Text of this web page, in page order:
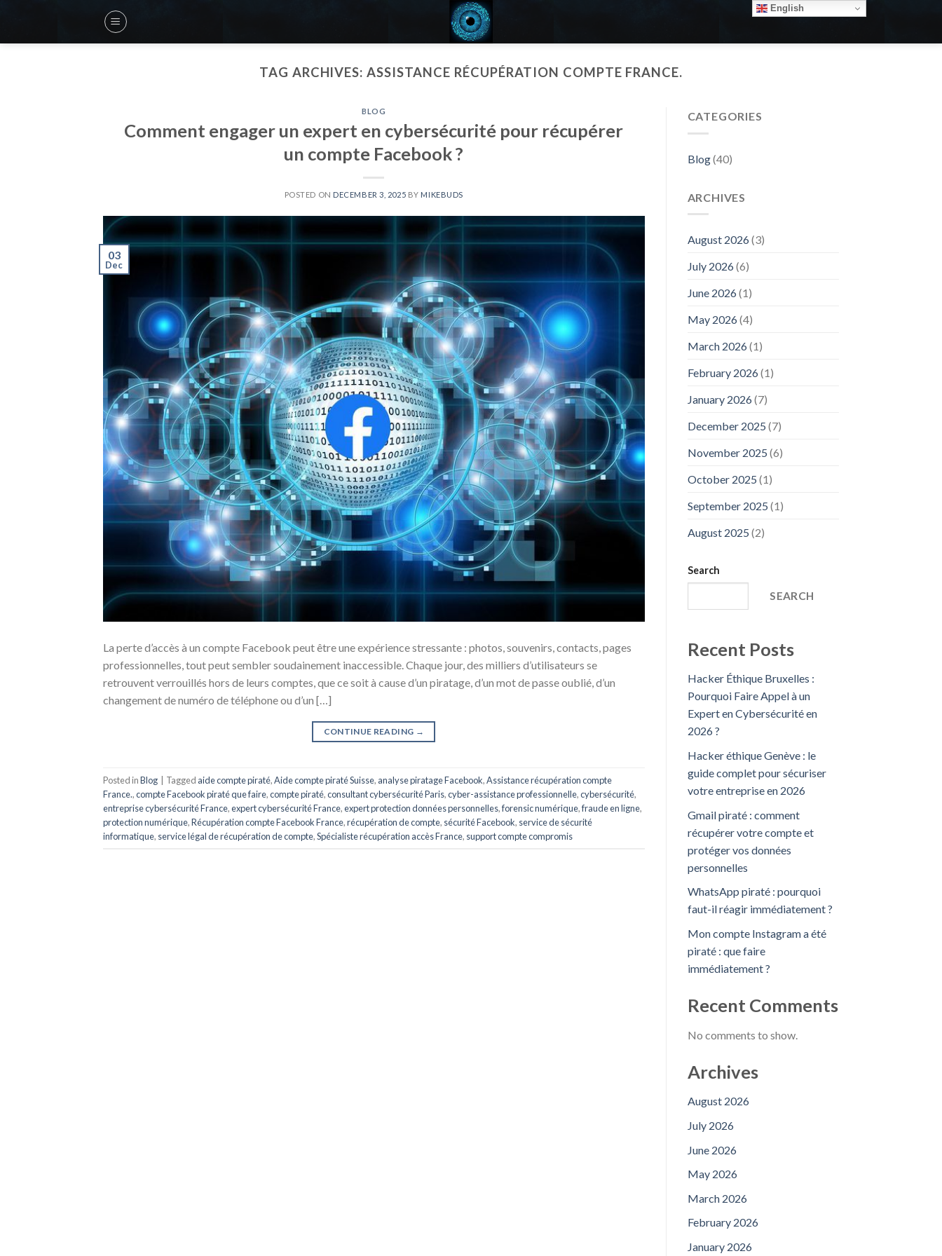
content
TAG ARCHIVES: ASSISTANCE RÉCUPÉRATION COMPTE FRANCE.
BLOG
Comment engager un expert en cybersécurité pour récupérer
un compte Facebook ?
POSTED ON DECEMBER 3, 2025 BY MIKEBUDS
03
Dec
La perte d’accès à un compte Facebook peut être une expérience stressante : photos, souvenirs, contacts, pages
professionnelles, tout peut sembler soudainement inaccessible. Chaque jour, des milliers d’utilisateurs se
retrouvent verrouillés hors de leurs comptes, que ce soit à cause d’un piratage, d’un mot de passe oublié, d’un
changement de numéro de téléphone ou d’un […]
CONTINUE READING →
Posted inBlog | Tagged aide compte piraté,Aide compte piraté Suisse, analyse piratage Facebook,Assistance récupération compte
France.,compte Facebook piraté que faire,compte piraté,consultant cybersécurité Paris,cyber-assistance professionnelle,cybersécurité,
entreprise cybersécurité France,expert cybersécurité France,expert protection données personnelles,forensic numérique,fraude en ligne,
protection numérique,Récupération compte Facebook France,récupération de compte, sécurité Facebook, service de sécurité
informatique, service légal de récupération de compte,Spécialiste récupération accès France, support compte compromis
CATEGORIES
Blog(40)
ARCHIVES
August 2026(3)
July 2026(6)
June 2026(1)
May 2026(4)
March 2026(1)
February 2026(1)
January 2026(7)
December 2025 (7)
November 2025 (6)
October 2025 (1)
September 2025 (1)
August 2025 (2)
Search
SEARCH
Recent Posts
Hacker Éthique Bruxelles :
Pourquoi Faire Appel à un
Expert en Cybersécurité en
2026 ?
Hacker éthique Genève : le
guide complet pour sécuriser
votre entreprise en 2026
Gmail piraté : comment
récupérer votre compte et
protéger vos données
personnelles
WhatsApp piraté : pourquoi
faut-il réagir immédiatement ?
Mon compte Instagram a été
piraté : que faire
immédiatement ?
Recent Comments
No comments to show.
Archives
August 2026
July 2026
June 2026
May 2026
March 2026
February 2026
January 2026
English